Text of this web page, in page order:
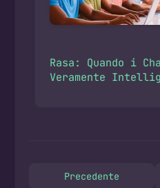
Rasa: Quando i
Veramente
Precedente